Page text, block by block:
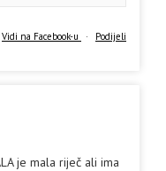
Vidi na Facebook-u · Podijeli
je mala riječ ali ima